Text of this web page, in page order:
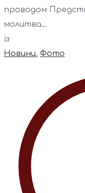
проводом
молитва...
із
Новини, Фото